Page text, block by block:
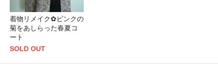
着物リメイク✿ピンクの
菊をあしらった春夏コ
ート
SOLD OUT